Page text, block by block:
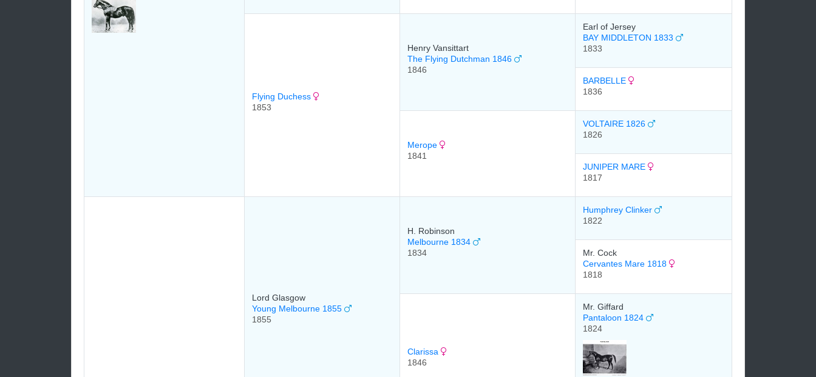
Flying Duchess
1853
Henry Vansittart
The Flying Dutchman 1846
1846
Earl of Jersey
BAY MIDDLETON 1833
1833
BARBELLE
1836
Merope
1841
VOLTAIRE 1826
1826
JUNIPER MARE
1817
Lord Glasgow
Young Melbourne 1855
1855
H. Robinson
Melbourne 1834
1834
Humphrey Clinker
1822
Mr. Cock
Cervantes Mare 1818
1818
Clarissa
1846
Mr. Giffard
Pantaloon 1824
1824